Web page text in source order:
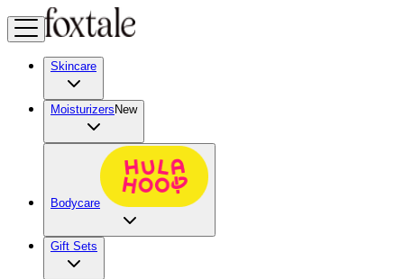
Skincare
Moisturizers New
Bodycare
Gift Sets